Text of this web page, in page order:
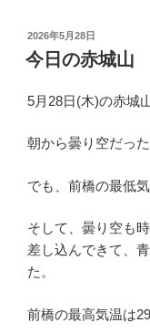
投
稿
日:
2026年5月28日
今日の赤城山
5月28日(木)の赤城
朝から曇り空だっ
でも、前橋の最低
そして、曇り空も
差し込んできて、
た。
前橋の最高気温は